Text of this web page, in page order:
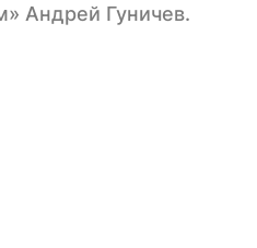
Андрей Гуничев.